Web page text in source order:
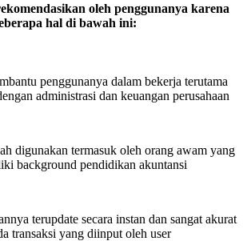
oleh penggunanya karena
hal di bawah ini:
penggunanya dalam bekerja terutama
administrasi dan keuangan perusahaan
digunakan termasuk oleh orang awam yang
background pendidikan akuntansi
terupdate secara instan dan sangat akurat
transaksi yang diinput oleh user